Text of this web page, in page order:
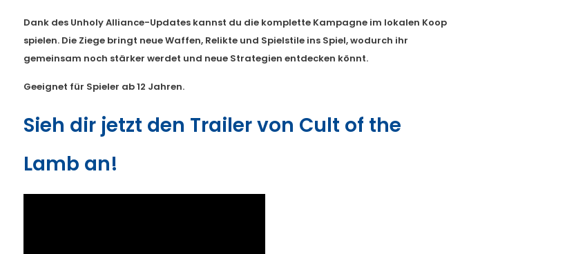
Dank des Unholy Alliance-Updates kannst du die komplette Kampagne im lokalen Koop
spielen. Die Ziege bringt neue Waffen, Relikte und Spielstile ins Spiel, wodurch ihr
gemeinsam noch stärker werdet und neue Strategien entdecken könnt.
Geeignet für Spieler ab 12 Jahren.
Sieh dir jetzt den Trailer von Cult of the
Lamb an!